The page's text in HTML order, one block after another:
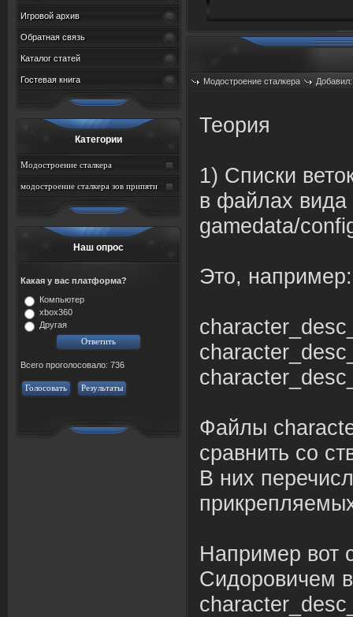
Игровой архив
Обратная связь
Каталог статей
Гостевая книга
Категории
Модостроение сталкера
модостроение сталкера зов припяти
Наш опрос
Какая у вас платформа?
Компьютер
xbox360
Другая
Всего проголосовало: 736
Голосовать Результаты
Модостроение сталкера
Теория
1) Списки
в файлах вида
gamedata/
Это, например:
Файлы
сравнить со
В них
Например вот
Сидоровичем